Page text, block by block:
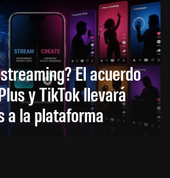
El acuerdo
y TikTok llevará
a la plataforma